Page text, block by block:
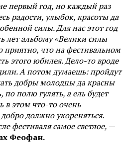
первый год, но каждый раз
радости, улыбок, красоты да
силы. Для нас этот год
лет альбому «Велики силы
приятно, что на фестивальном
этого юбилея. Дело-то вроде
А потом думаешь: пройдут
добры молодцы да красны
полю гулять, а ель будет
в этом что-то очень
должно укореняться.
фестиваля самое светлое, —
Феофан.